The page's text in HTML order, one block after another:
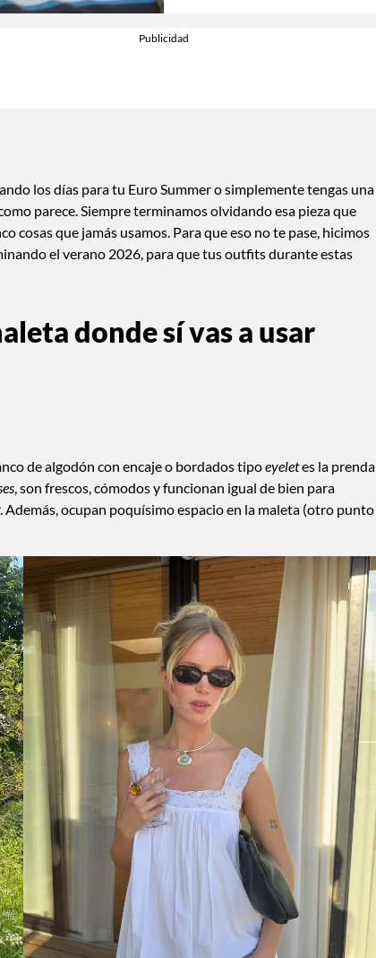
los días para tu Euro Summer o simplemente tengas una
parece. Siempre terminamos olvidando esa pieza que
que jamás usamos. Para que eso no te pase, hicimos
el verano 2026, para que tus outfits durante estas
donde sí vas a usar
de algodón con encaje o bordados tipoeyeletes la prenda
, son frescos, cómodos y funcionan igual de bien para
ocupan poquísimo espacio en la maleta (otro punto